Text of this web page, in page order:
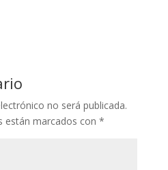
no será publicada.
están marcados con *